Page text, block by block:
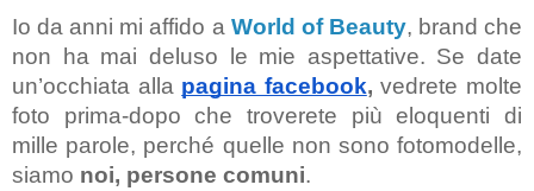
Io da anni mi affido a World of Beauty, brand che
non ha mai deluso le mie aspettative. Se date
un’occhiata alla pagina facebook, vedrete molte
foto prima-dopo che troverete più eloquenti di
mille parole, perché quelle non sono fotomodelle,
siamo noi, persone comuni.